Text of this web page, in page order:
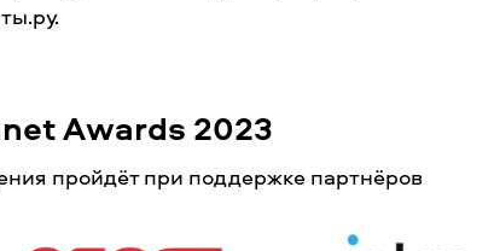
Awards 2023
пройдёт при поддержке партнёров